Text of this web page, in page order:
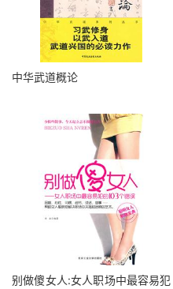
中华武道概论
别做傻女人:女人职场中最容易犯